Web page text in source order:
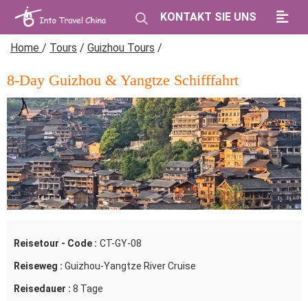
KONTAKT SIE UNS
Home / Tours / Guizhou Tours /
8-Day Guizhou & Yangtze Schifffahrt
Reisetour - Code : CT-GY-08
Reiseweg : Guizhou-Yangtze River Cruise
Reisedauer : 8 Tage